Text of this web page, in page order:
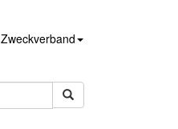
Zweckverband